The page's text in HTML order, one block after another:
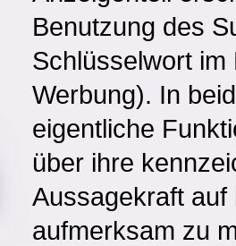
Benutzung des
Schlüsselwort im
Werbung). In
eigentliche
über ihre
Aussagekraft
aufmerksam zu